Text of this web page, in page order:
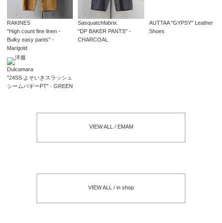
RAKINES
"High count fine linen -
Bulky easy pants" -
Marigold
Sasquatchfabrix.
"DP BAKER PANTS" -
CHARCOAL
AUTTAA "GYPSY" Leather
Shoes
Dulcamara
"24SS よそいきスラッシュ
シームバギーPT" - GREEN
VIEW ALL / EMAM
VIEW ALL / in shop